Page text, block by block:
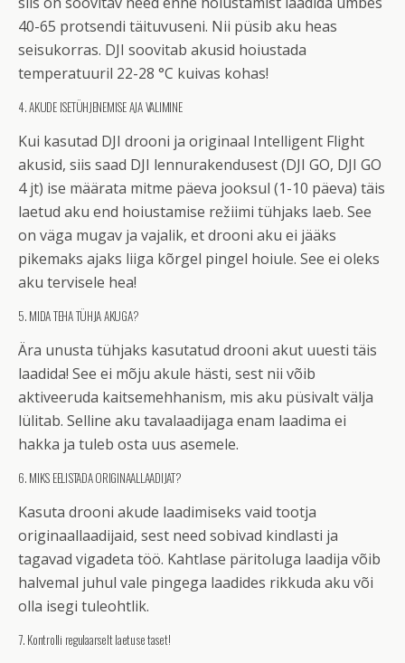
40-65 protsendi täituvuseni. Nii püsib aku heas
seisukorras. DJI soovitab akusid hoiustada
temperatuuril 22-28 °C kuivas kohas!
4. AKUDE ISETÜHJENEMISE AJA VALIMINE
Kui kasutad DJI drooni ja originaal Intelligent Flight
akusid, siis saad DJI lennurakendusest (DJI GO, DJI GO
4 jt) ise määrata mitme päeva jooksul (1-10 päeva) täis
laetud aku end hoiustamise režiimi tühjaks laeb. See
on väga mugav ja vajalik, et drooni aku ei jääks
pikemaks ajaks liiga kõrgel pingel hoiule. See ei oleks
aku tervisele hea!
5. MIDA TEHA TÜHJA AKUGA?
Ära unusta tühjaks kasutatud drooni akut uuesti täis
laadida! See ei mõju akule hästi, sest nii võib
aktiveeruda kaitsemehhanism, mis aku püsivalt välja
lülitab. Selline aku tavalaadijaga enam laadima ei
hakka ja tuleb osta uus asemele.
6. MIKS EELISTADA ORIGINAALLAADIJAT?
Kasuta drooni akude laadimiseks vaid tootja
originaallaadijaid, sest need sobivad kindlasti ja
tagavad vigadeta töö. Kahtlase päritoluga laadija võib
halvemal juhul vale pingega laadides rikkuda aku või
olla isegi tuleohtlik.
7. Kontrolli regulaarselt laetuse taset!